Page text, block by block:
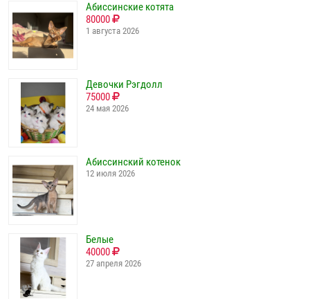
Абиссинские котята
80000
1 августа 2026
Девочки Рэгдолл
75000
24 мая 2026
Абиссинский котенок
12 июля 2026
Белые
40000
27 апреля 2026